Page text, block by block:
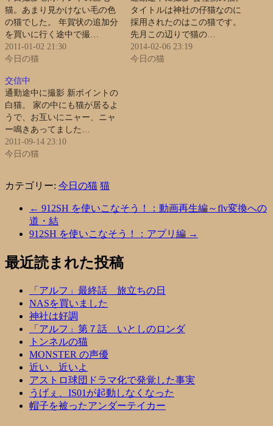
猫。あまり見かけない毛の色
の猫でした。 年賀状の追加分
を買いに行く途中で撮…
2011-01-02 21:30
今日の猫
タイトルは神社の仔猫なのに
採用されたのはこの猫です。
先月この辺りで猫の…
2014-02-06 23:19
今日の猫
交信中
通勤途中に撮影 新ポイントの
白猫。 家の中にも猫が居るよ
うで、お互いにニャー、ニャ
ー鳴きあってました…
2011-09-14 23:10
今日の猫
カテゴリー: 今日の猫 猫
← 912SH を使いこなそう！：動画再生編～flv変換への
道・結
912SH を使いこなそう！：アプリ編 →
最近読まれた投稿
「アルフ」最終話 旅立ちの日
NASを買いました
神社は好調
「アルフ」第７話 いとしのロンダ
トンネルの猫
MONSTER の声優
近い、近いよ
アストロ球団ドラマ化で発覚した事実
うげぇ、IS01が起動しなくなった
帽子を被ったアンダーテイカー